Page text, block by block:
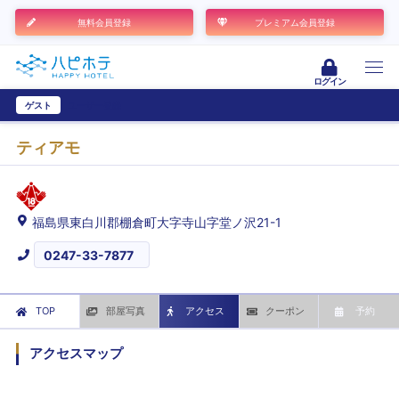
無料会員登録 プレミアム会員登録
ログイン
ゲスト
ティアモ
福島県東白川郡棚倉町大字寺山字堂ノ沢21-1
0247-33-7877
TOP 部屋写真 アクセス クーポン 予約
アクセスマップ